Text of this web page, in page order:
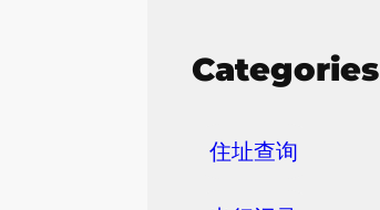
Categories
住址查询